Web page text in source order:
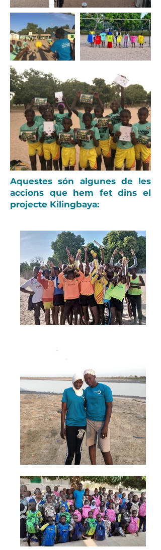
Aquestes són algunes de les
accions que hem fet dins el
projecte Kilingbaya: